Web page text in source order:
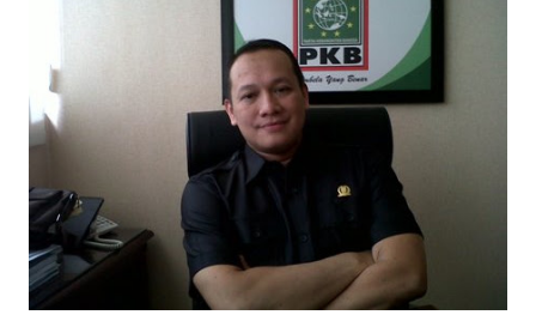
Mujib menambahkan, akhirnya terpaksa ortu nya pinjam
uang tetangga 500 ribu, agar anaknya bisa ikut ujian.
"Kasihan dia sudah tidak punya ayah, ibunya saudara saya,
kerja sebagai pembantu rumah tangga. Tolong dibantu mas,
agar uang bisa kembali,"ungkapnya. Perihal adanya
penarikan uang iuran untuk pembangunan gedung sekolah,
dibenarkan oleh Atika Fadhilah siswa kelas XI saat
diwawancarai. "Benar, bilangnya wajib Rp 1,5 juta dan waktu
terakh...